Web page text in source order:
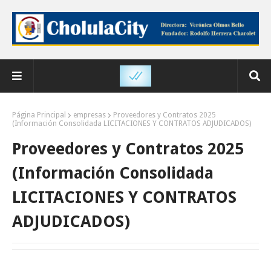
Página Principal empresas
Proveedores y Contratos 2025
(Información Consolidada LICITACIONES Y CONTRATOS ADJUDICADOS)
Proveedores y Contratos 2025
(Información Consolidada
LICITACIONES Y CONTRATOS
ADJUDICADOS)